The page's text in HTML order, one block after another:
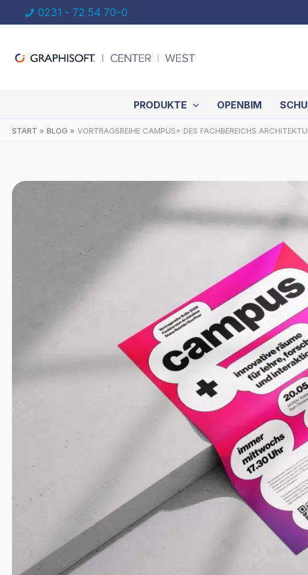
Inhalt
0231 - 72 54 70-0
PRODUKTE OPENBIM
START BLOG VORTRAGSREIHE CAMPUS+ DES FACHBEREICHS